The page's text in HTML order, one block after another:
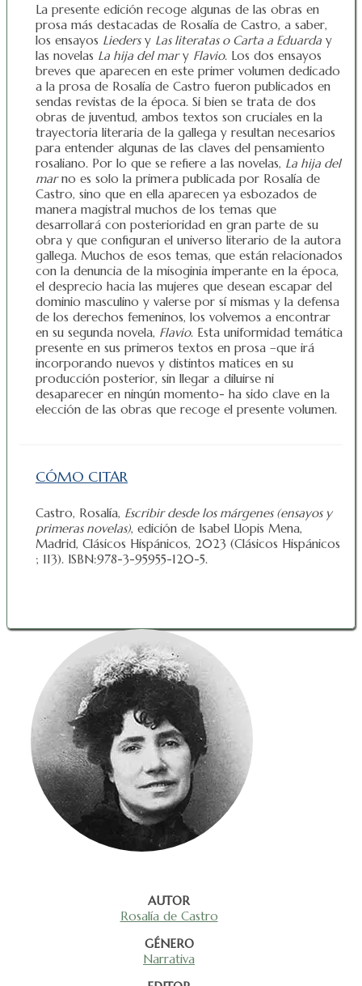
La presente edición recoge algunas de las obras en
prosa más destacadas de Rosalía de Castro, a saber,
los ensayos Liedersy Las literatas o Carta a Eduarda y
las novelas La hija del mary Flavio. Los dos ensayos
breves que aparecen en este primer volumen dedicado
a la prosa de Rosalía de Castro fueron publicados en
sendas revistas de la época. Si bien se trata de dos
obras de juventud, ambos textos son cruciales en la
trayectoria literaria de la gallega y resultan necesarios
para entender algunas de las claves del pensamiento
rosaliano. Por lo que se refiere a las novelas, La hija del
marno es solo la primera publicada por Rosalía de
Castro, sino que en ella aparecen ya esbozados de
manera magistral muchos de los temas que
desarrollará con posterioridad en gran parte de su
obra y que configuran el universo literario de la autora
gallega. Muchos de esos temas, que están relacionados
con la denuncia de la misoginia imperante en la época,
el desprecio hacia las mujeres que desean escapar del
dominio masculino y valerse por sí mismas y la defensa
de los derechos femeninos, los volvemos a encontrar
en su segunda novela, Flavio. Esta uniformidad temática
presente en sus primeros textos en prosa –que irá
incorporando nuevos y distintos matices en su
producción posterior, sin llegar a diluirse ni
desaparecer en ningún momento- ha sido clave en la
elección de las obras que recoge el presente volumen.
CÓMO CITAR
Castro, Rosalía, Escribir desde los márgenes (ensayos y
primeras novelas), edición de Isabel Llopis Mena,
Madrid, Clásicos Hispánicos, 2023 (Clásicos Hispánicos
; 113). ISBN:978-3-95955-120-5.
AUTOR
Rosalía de Castro
GÉNERO
Narrativa